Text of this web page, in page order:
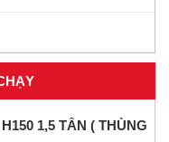
1,5 TẤN ( THÙNG